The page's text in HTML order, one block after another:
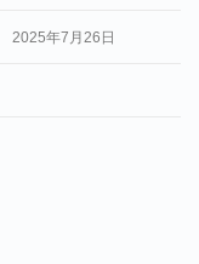
2025年7月26日